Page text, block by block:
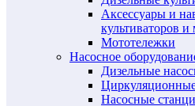
Аксессуары и
культиваторов и
Мототележки
Насосное
Дизельные
Насосные